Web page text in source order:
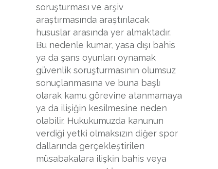
soruşturması ve arşiv
araştırmasında araştırılacak
hususlar arasında yer almaktadır.
Bu nedenle kumar, yasa dışı bahis
ya da şans oyunları oynamak
güvenlik soruşturmasının olumsuz
sonuçlanmasına ve buna başlı
olarak kamu görevine atanmamaya
ya da ilişiğin kesilmesine neden
olabilir. Hukukumuzda kanunun
verdiği yetki olmaksızın diğer spor
dallarında gerçekleştirilen
müsabakalara ilişkin bahis veya